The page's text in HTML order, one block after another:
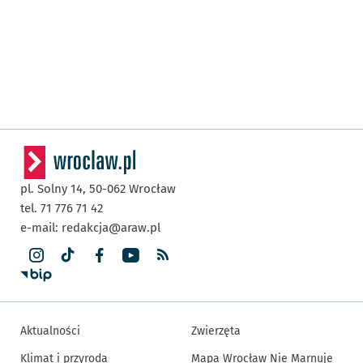
pl. Solny 14, 50-062 Wrocław
tel. 71 776 71 42
e-mail: redakcja@araw.pl
Aktualności
Klimat i przyroda
Zwierzęta
Mapa Wrocław Nie Marnuje